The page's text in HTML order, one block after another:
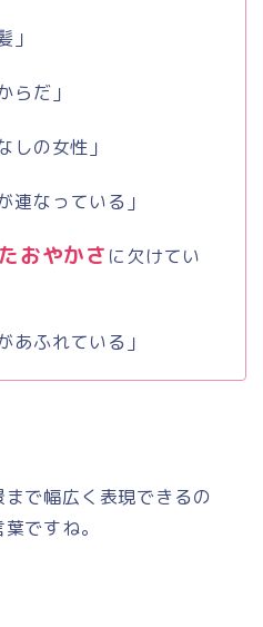
」
らだ」
しの女性」
連なっている」
たおやかさ に欠けてい
あふれている」
で幅広く表現できるの
ですね。